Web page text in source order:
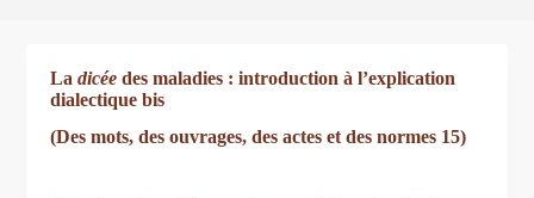
Ladicée des maladies : introduction à l’explication
dialectique bis
(Des mots, des ouvrages, des actes et des normes 15)